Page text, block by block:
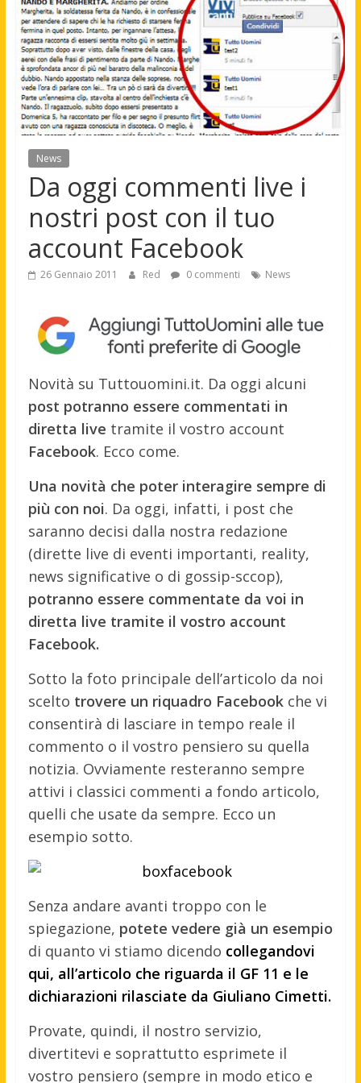
News
Da oggi commenti live i
nostri post con il tuo
account Facebook
26 Gennaio 2011 Red 0 commenti News
Novità su Tuttouomini.it. Da oggi alcuni
post potranno essere commentati in
diretta live tramite il vostro account
Facebook. Ecco come.
Una novità che poter interagire sempre di
più con noi. Da oggi, infatti, i post che
saranno decisi dalla nostra redazione
(dirette live di eventi importanti, reality,
news significative o di gossip-sccop),
potranno essere commentate da voi in
diretta live tramite il vostro account
Facebook.
Sotto la foto principale dell’articolo da noi
scelto trovere un riquadro Facebookche vi
consentirà di lasciare in tempo reale il
commento o il vostro pensiero su quella
notizia. Ovviamente resteranno sempre
attivi i classici commenti a fondo articolo,
quelli che usate da sempre. Ecco un
esempio sotto.
Senza andare avanti troppo con le
spiegazione, potete vedere già un esempio
di quanto vi stiamo dicendo collegandovi
qui, all’articolo che riguarda il GF 11 e le
dichiarazioni rilasciate da Giuliano Cimetti.
Provate, quindi, il nostro servizio,
divertitevi e soprattutto esprimete il
vostro pensiero (sempre in modo etico e